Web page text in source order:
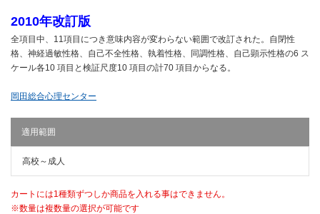
2010年改訂版
全項目中、11項目につき意味内容が変わらない範囲で改訂された。自閉性
格、神経過敏性格、自己不全性格、執着性格、同調性格、自己顕示性格の6 ス
ケール各10 項目と検証尺度10 項目の計70 項目からなる。
岡田総合心理センター
適用範囲
高校～成人
カートには1種類ずつしか商品を入れる事はできません。
※数量は複数量の選択が可能です